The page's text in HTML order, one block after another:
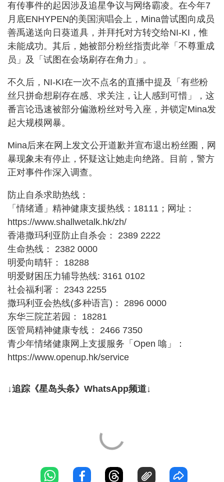
有传事件的起因涉及追星争议与网络霸凌。在今年7
月底ENHYPEN的美国演唱会上，Mina曾试图向成员
善禹递送向日葵道具，并拜托对方转交给NI-KI，惟
未能成功。其后，她被部分粉丝指责此举「不尊重成
员」及「试图在会场刷存在角力」。
不久后，NI-KI在一次不点名的直播中提及「有些粉
丝只拼命想刷存在感、求关注，让人感到可惜」，这
番言论迅速被部分偏激粉丝对号入座，并锁定Mina发
起大规模网暴。
Mina后来在网上发文公开道歉并宣布退出粉丝圈，网
暴现象未有停止，怀疑这让她走向绝路。目前，警方
正对事件作深入调查。
防止自杀求助热线：
「情绪通」精神健康支援热线：18111；网址：
https://www.shallwetalk.hk/zh/
香港撒玛利亚防止自杀会： 2389 2222
生命热线： 2382 0000
明爱向晴轩： 18288
明爱财困压力辅导热线: 3161 0102
社会福利署： 2343 2255
撒玛利亚会热线(多种语言)： 2896 0000
东华三院芷若园： 18281
医管局精神健康专线： 2466 7350
青少年情绪健康网上支援服务「Open 噏」：
https://www.openup.hk/service
↓追踪《星岛头条》WhatsApp频道↓